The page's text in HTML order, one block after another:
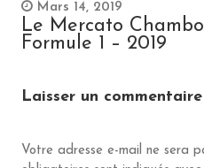
Mars 14, 2019
Le Mercato
Formule 1 – 2019
Laisser un commentaire
Votre adresse e-mail ne sera